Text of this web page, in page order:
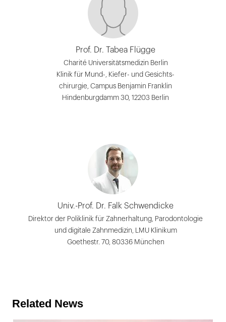
Prof. Dr. Tabea Flügge
Charité Universitätsmedizin Berlin
Klinik für Mund-, Kiefer- und Gesichts-
chirurgie, Campus Benjamin Franklin
Hindenburgdamm 30, 12203 Berlin
Univ.-Prof. Dr. Falk Schwendicke
Direktor der Poliklinik für Zahnerhaltung, Parodontologie
und digitale Zahnmedizin, LMU Klinikum
Goethestr. 70, 80336 München
Related News